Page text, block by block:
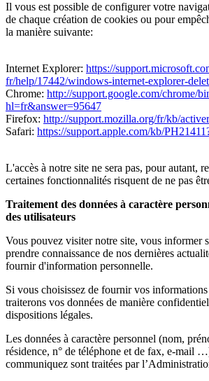
Il vous est possible de configurer votre
de chaque création de cookies ou pour
la manière suivante:
Internet Explorer: https://
fr/help/17442/windows-internet-explorer-
Chrome: http://support.google.com/chrome/
hl=fr&answer=95647
Firefox: http://support.mozilla.org/fr/kb/
Safari: https://support.apple.com/kb/
L'accès à notre site ne sera pas, pour autant,
certaines fonctionnalités risquent de ne pas
Traitement des données à caractère
des utilisateurs
Vous pouvez visiter notre site, vous informer
prendre connaissance de nos dernières
fournir d'information personnelle.
Si vous choisissez de fournir vos
traiterons vos données de manière
dispositions légales.
Les données à caractère personnel (nom,
résidence, n° de téléphone et de fax, e-mail
communiquez sont traitées par